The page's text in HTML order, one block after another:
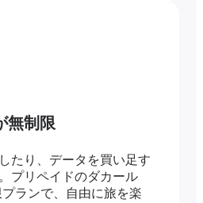
無制限
たり、データを買い足す
プリペイドのダカール
ランで、自由に旅を楽